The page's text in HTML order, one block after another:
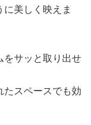
美しく映えま
をサッと取り出せ
たスペースでも効